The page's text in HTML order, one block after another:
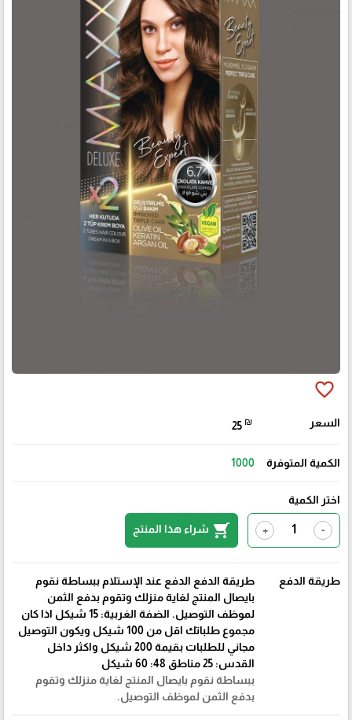
favorite_border
السعر 25 ₪
الكمية المتوفرة 1000
اختر الكمية
-
+
shopping_cart شراء هذا المنتج
طريقة الدفع
طريقة الدفع الدفع عند الإستلام ببساطة نقوم
بايصال المنتج لغاية منزلك وتقوم بدفع الثمن
لموظف التوصيل. الضفة الغربية: 15 شيكل اذا كان
مجموع طلباتك اقل من 100 شيكل ويكون التوصيل
مجاني للطلبات بقيمة 200 شيكل واكثر داخل
القدس: 25 مناطق 48: 60 شيكل
ببساطة نقوم بايصال المنتج لغاية منزلك وتقوم
بدفع الثمن لموظف التوصيل.